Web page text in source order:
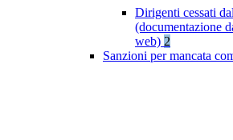
Dirigenti cessati
(documentazione
web) 2
Sanzioni per mancata